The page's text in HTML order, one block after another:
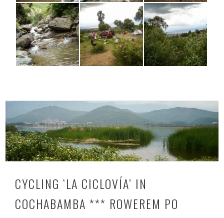
CYCLING ‘LA CICLOVÍA’ IN
COCHABAMBA *** ROWEREM PO